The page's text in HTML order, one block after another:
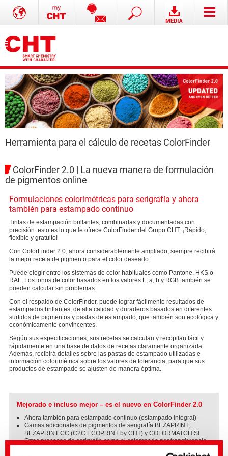
Herramienta para el cálculo de recetas ColorFinder
ColorFinder 2.0 | La nueva manera de formulación
de pigmentos online
Formulaciones colorimétricas para serigrafía y ahora
también para estampado continuo
Tintas de estampación brillantes, combinadas y documentadas con
precisión: esto es lo que le ofrece ColorFinder del Grupo CHT. ¡Rápido,
flexible y gratuito!
Con ColorFinder 2.0, ahora considerablemente ampliado, siempre recibirá
la mejor receta de pigmento para el color deseado.
Puede elegir entre los sistemas de color habituales como Pantone, HKS o
RAL. Los tonos de color basados ​​en los valores L, a, b y RGB también se
pueden calcular sin problemas.
Con el respaldo de ColorFinder, puede lograr fácilmente resultados de
estampados brillantes, de alta calidad y duraderos basados ​​en diferentes
surtidos de pigmentos y pastas de estampado, que también son ecológica y
económicamente convincentes.
Según sus especificaciones, sus recetas se calculan y recopilan fácil y
rápidamente en una base de datos de recetas claramente organizada.
Además, recibirá detalles sobre las pastas de estampado utilizadas e
información colorimétrica sobre los valores de tolerancia, para que sus
productos de estampado se ajusten de manera óptima.
Mejorado e incluso mejor – es el nuevo en ColorFinder 2.0
Ahora también para estampado continuo (estampado integral)
Gamas adicionales de pigmentos de serigrafía BEZAPRINT,
BEZAPRINT CC (C2C ECOPRINT by CHT) y COLORMATCH SI
Otros procesos de serigrafía como el estampado por transferencia